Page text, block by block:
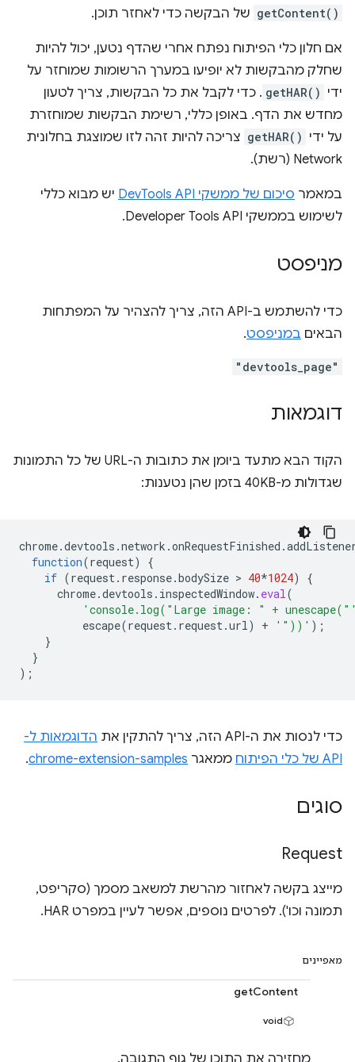
getContent() של הבקשה כדי לאחזר תוכן.
אם חלון כלי הפיתוח נפתח אחרי שהדף נטען, יכול להיות
שחלק מהבקשות לא יופיעו במערך הרשומות שמוחזר על
ידי getHAR() . כדי לקבל את כל הבקשות, צריך לטעון
מחדש את הדף. באופן כללי, רשימת הבקשות שמוחזרת
על ידי getHAR() צריכה להיות זהה לזו שמוצגת בחלונית
Network (רשת).
במאמר סיכום של ממשקי DevTools API
יש מבוא כללי
לשימוש בממשקי Developer Tools API.
מניפסט
כדי להשתמש ב-API הזה, צריך להצהיר על המפתחות
הבאים במניפסט.
"devtools_page"
דוגמאות
הקוד הבא מתעד ביומן את כתובות ה-URL של כל התמונות
שגדולות מ-40KB בזמן שהן נטענות:
chrome.devtools .network .onRequestFinished .
function(request)
{
if (request. response.bodySize > 40*1024)
{
chrome.devtools . inspectedWindow. eval(
'console.log("Large image: " +
escape(request. request.url) + '"))' );
}
}
);
כדי לנסות את ה-API הזה, צריך להתקין את
הדוגמאות ל-
API של כלי הפיתוח
ממאגר chrome-extension-samples
.
סוגים
Request
מייצג בקשה לאחזור מהרשת למשאב מסמך (סקריפט,
תמונה וכו'). לפרטים נוספים, אפשר לעיין במפרט HAR.
מאפיינים
getContent
void
מחזירה את התוכן של גוף התגובה.